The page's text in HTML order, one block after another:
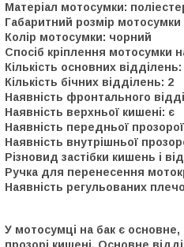
Матеріал мотосумки:
Габаритний розмір мотосумки
Колір мотосумки: чорний
Спосіб кріплення мотосумки
Кількість основних відділень:
Кількість бічних відділень: 2
Наявність фронтального
Наявність верхньої кишені: є
Наявність передньої
Наявність внутрішньої
Різновид застібки кишень і
Ручка для перенесення
Наявність регульованих
У мотосумці на бак є